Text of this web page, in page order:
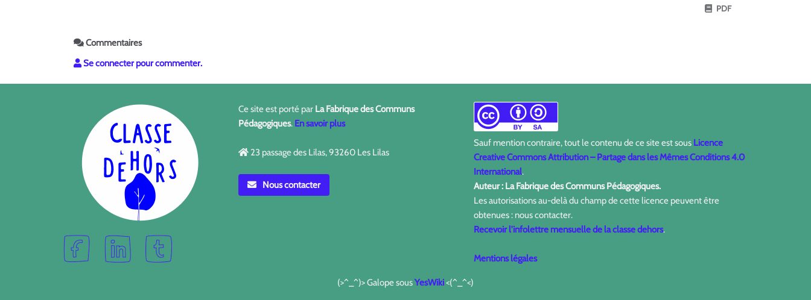
PDF
Commentaires
Se connecter pour commenter.
Ce site est porté par La Fabrique des Communs
Pédagogiques. En savoir plus
23 passage des Lilas, 93260 Les Lilas
Nous contacter
Sauf mention contraire, tout le contenu de ce site est sous Licence
Creative Commons Attribution – Partage dans les Mêmes Conditions 4.0
International.
Auteur : La Fabrique des Communs Pédagogiques.
Les autorisations au-delà du champ de cette licence peuvent être
obtenues : nous contacter.
Recevoir l'infolettre mensuelle de la classe dehors.
Mentions légales
(>^_^)> Galope sousYesWiki<(^_^<)